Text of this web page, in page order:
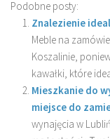
Podobne posty:
Znalezienie
Meble na
Koszalinie,
kawałki, które
Mieszkanie do
miejsce do
wynajęcia w